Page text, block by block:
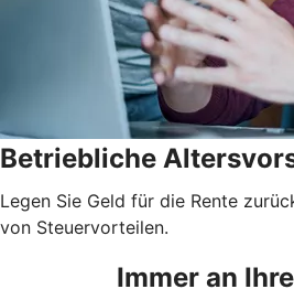
Betriebliche
Legen Sie Geld für die Rente
von Steuervorteilen.
Immer an